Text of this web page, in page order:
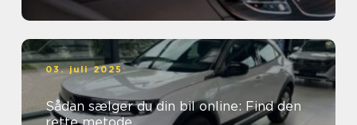
03. juli 2025
Sådan sælger du din bil online: Find den